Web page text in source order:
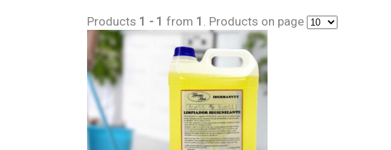
Products 1 - 1 from 1 . Products on page